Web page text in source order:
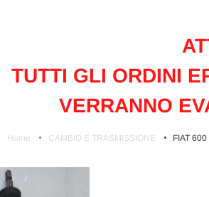
TUTTI GLI ORDINI
VERRANNO
Home CAMBIO E TRASMISSIONE FIAT